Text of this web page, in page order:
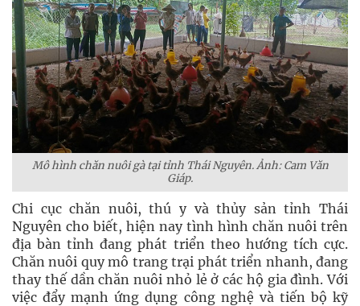
Mô hình chăn nuôi gà tại tỉnh Thái Nguyên. Ảnh:Cam Văn
Giáp.
Chi cục chăn nuôi, thú y và thủy sản tỉnh Thái
Nguyên cho biết, hiện nay tình hình chăn nuôi trên
địa bàn tỉnh đang phát triển theo hướng tích cực.
Chăn nuôi quy mô trang trại phát triển nhanh, đang
thay thế dần chăn nuôi nhỏ lẻ ở các hộ gia đình. Với
việc đẩy mạnh ứng dụng công nghệ và tiến bộ kỹ